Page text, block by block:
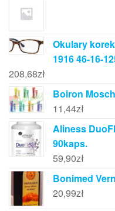
Okulary
1916 46-16-
208,68zł
Boiron
11,44zł
Aliness
90kaps.
59,90zł
Bonimed
20,99zł